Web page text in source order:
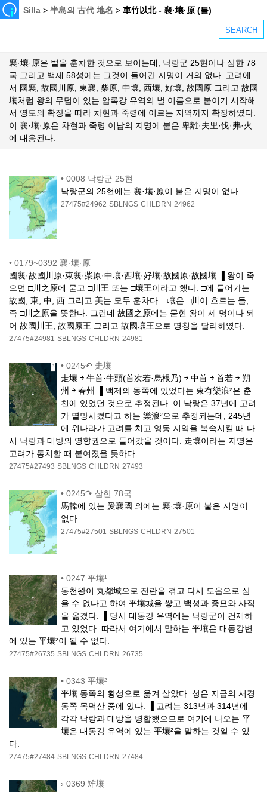
Silla >半島의 古代 地名 >車竹以北 - 襄·壤·原 (들)
襄·壤·原은 벌을 훈차한 것으로 보이는데, 낙랑군 25현이나 삼한 78
국 그리고 백제 58성에는 그것이 들어간 지명이 거의 없다. 고려에
서 國襄, 故國川原, 東襄, 柴原, 中壤, 西壤, 好壤, 故國原 그리고 故國
壤처럼 왕의 무덤이 있는 압록강 유역의 벌 이름으로 붙이기 시작해
서 영토의 확장을 따라 차현과 죽령에 이르는 지역까지 확장하였다.
이 襄·壤·原은 차현과 죽령 이남의 지명에 붙은 卑離·夫里·伐·弗·火
에 대응된다.
• 0008 낙랑군 25현
낙랑군의 25현에는 襄·壤·原이 붙은 지명이 없다.
27475#24962 SBLNGS CHLDRN 24962
• 0179~0392 襄·壤·原
國襄·故國川原·東襄·柴原·中壤·西壤·好壤·故國原·故國壤 ▐ 왕이 죽
으면 □川之原에 묻고 □川王 또는 □壤王이라고 했다. □에 들어가는
故國, 東, 中, 西 그리고 美는 모두 훈차다. □壤은 □川이 흐르는 들,
즉 □川之原을 뜻한다. 그런데 故國之原에는 묻힌 왕이 세 명이나 되
어 故國川王, 故國原王 그리고 故國壤王으로 명칭을 달리하였다.
27475#24981 SBLNGS CHLDRN 24981
• 0245↶ 走壤
走壤 ￫ 牛首·牛頭(首次若·烏根乃) ￫ 中首 ￫ 首若 ￫ 朔
州 ￫ 春州 ▐ 백제의 동쪽에 있었다는 東有樂浪²은 춘
천에 있었던 것으로 추정된다. 이 낙랑은 37년에 고려
가 멸망시켰다고 하는 樂浪²으로 추정되는데, 245년
에 위나라가 고려를 치고 영동 지역을 복속시킬 때 다
시 낙랑과 대방의 영향권으로 들어갔을 것이다. 走壤이라는 지명은
고려가 통치할 때 붙여졌을 듯하다.
27475#27493 SBLNGS CHLDRN 27493
• 0245↷ 삼한 78국
馬韓에 있는 爰襄國 외에는 襄·壤·原이 붙은 지명이
없다.
27475#27501 SBLNGS CHLDRN 27501
• 0247 平壤¹
동천왕이 丸都城으로 전란을 겪고 다시 도읍으로 삼
을 수 없다고 하여 平壤城을 쌓고 백성과 종묘와 사직
을 옮겼다. ▐ 당시 대동강 유역에는 낙랑군이 건재하
고 있었다. 따라서 여기에서 말하는 平壤은 대동강변
에 있는 平壤²이 될 수 없다.
27475#26735 SBLNGS CHLDRN 26735
• 0343 平壤²
平壤 동쪽의 황성으로 옮겨 살았다. 성은 지금의 서경
동쪽 목멱산 중에 있다. ▐ 고려는 313년과 314년에
각각 낙랑과 대방을 병합했으므로 여기에 나오는 平
壤은 대동강 유역에 있는 平壤²을 말하는 것일 수 있
다.
27475#27484 SBLNGS CHLDRN 27484
› 0369 雉壤